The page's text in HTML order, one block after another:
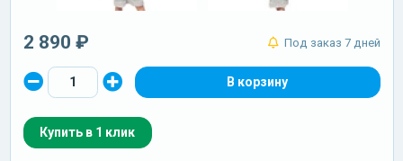
2 890 ₽ Под заказ 7 дней
Купить в 1 клик